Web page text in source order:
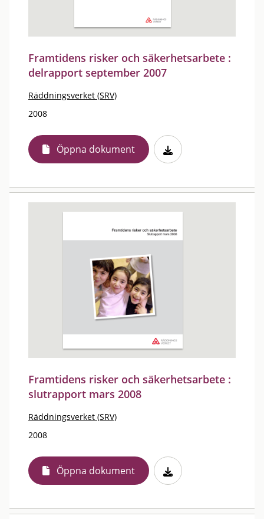
Framtidens risker och säkerhetsarbete :
delrapport september 2007
Räddningsverket (SRV)
2008
Öppna dokument
Framtidens risker och säkerhetsarbete :
slutrapport mars 2008
Räddningsverket (SRV)
2008
Öppna dokument